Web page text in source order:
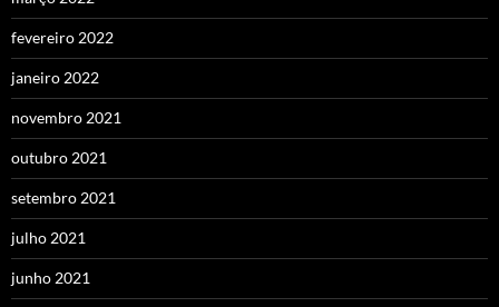
fevereiro 2022
janeiro 2022
novembro 2021
outubro 2021
setembro 2021
julho 2021
junho 2021